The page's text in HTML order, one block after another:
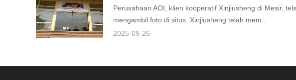
Perusahaan AOI, klien kooperatif Xinjiusheng di Mesir,
mengambil foto di situs. Xinjiusheng telah mem...
2025-09-26